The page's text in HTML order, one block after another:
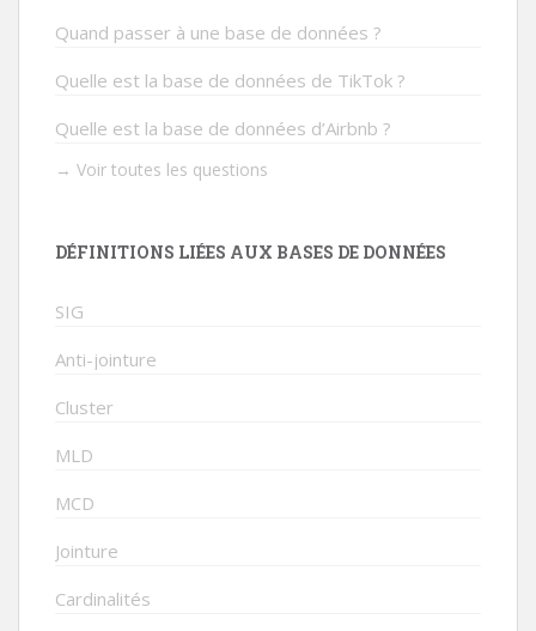
Quand passer à une base de données ?
Quelle est la base de données de TikTok ?
Quelle est la base de données d’Airbnb ?
→ Voir toutes les questions
DÉFINITIONS LIÉES AUX BASES DE DONNÉES
SIG
Anti-jointure
Cluster
MLD
MCD
Jointure
Cardinalités